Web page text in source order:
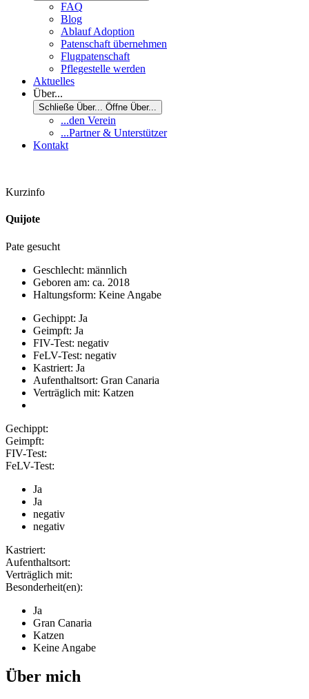
FAQ
Blog
Ablauf Adoption
Patenschaft übernehmen
Flugpatenschaft
Pflegestelle werden
Aktuelles
Über...
Schließe Über... Öffne Über...
...den Verein
...Partner & Unterstützer
Kontakt
Kurzinfo
Quijote
Pate gesucht
Geschlecht: männlich
Geboren am: ca. 2018
Haltungsform: Keine Angabe
Gechippt: Ja
Geimpft: Ja
FIV-Test: negativ
FeLV-Test: negativ
Kastriert: Ja
Aufenthaltsort: Gran Canaria
Verträglich mit: Katzen
Gechippt:
Geimpft:
FIV-Test:
FeLV-Test:
Ja
Ja
negativ
negativ
Kastriert:
Aufenthaltsort:
Verträglich mit:
Besonderheit(en):
Ja
Gran Canaria
Katzen
Keine Angabe
Über mich